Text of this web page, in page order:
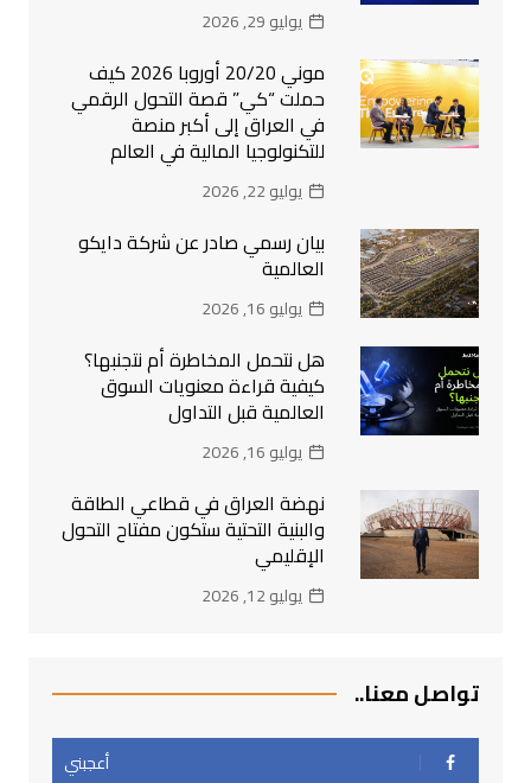
يوليو 29, 2026
موني 20/20 أوروبا 2026 كيف
حملت “كي” قصة التحول الرقمي
في العراق إلى أكبر منصة
للتكنولوجيا المالية في العالم
يوليو 22, 2026
بيان رسمي صادر عن شركة دايكو
العالمية
يوليو 16, 2026
هل نتحمل المخاطرة أم نتجنبها؟
كيفية قراءة معنويات السوق
العالمية قبل التداول
يوليو 16, 2026
نهضة العراق في قطاعي الطاقة
والبنية التحتية ستكون مفتاح التحول
الإقليمي
يوليو 12, 2026
تواصل معنا..
أعجبني